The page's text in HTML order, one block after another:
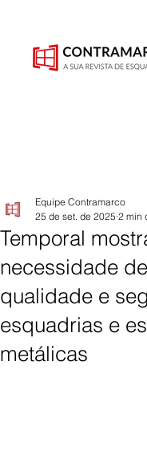
Temporal
necessidade
qualidade e
esquadrias e
metálicas
Equipe Contramarco
25 de set. de 2025 2 min